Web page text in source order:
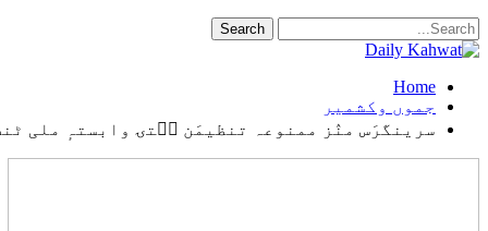
Home
جموں وکشمیر
سرینگرَس منٛز ممنوعہ تنظیمَن سۭتۍ وابستہٕ ملی